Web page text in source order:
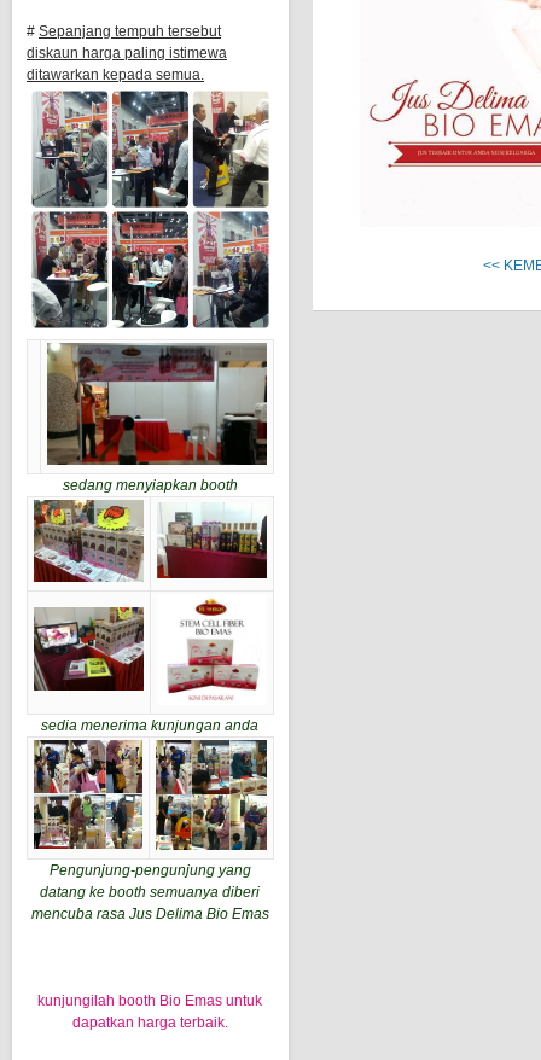
# Sepanjang tempuh tersebut
diskaun harga paling istimewa
ditawarkan kepada semua.
sedang menyiapkan booth
sedia menerima kunjungan anda
Pengunjung-pengunjung yang
datang ke booth semuanya diberi
mencuba rasa Jus Delima Bio Emas
kunjungilah booth Bio Emas untuk
dapatkan harga terbaik.
<<